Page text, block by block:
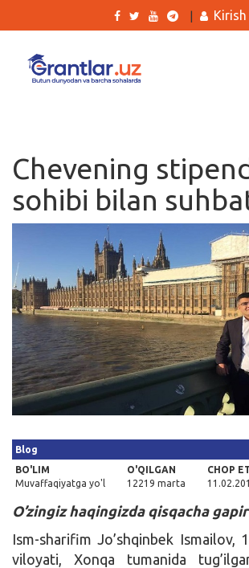
Ishlar
Kurslar
Yana
Qidirish
Kirish
Kirish
Chevening
sohibi bilan
Blog
BO'LIM
Muvaffaqiyatga yo'l
O'QILGAN
12219 marta
CHOP
O’zingiz haqingizda qisqacha
Ism-sharifim Jo’shqinbek Ismailov,
viloyati, Xonqa tumanida